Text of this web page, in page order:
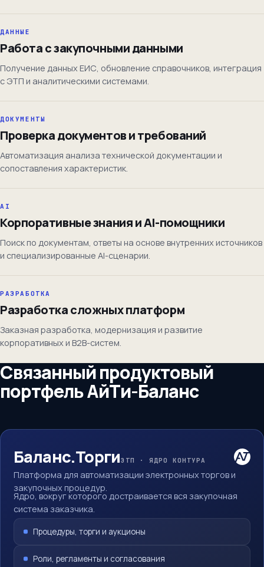
ДАННЫЕ
Работа с закупочными данными
Получение данных ЕИС, обновление справочников, интеграция
с ЭТП и аналитическими системами.
ДОКУМЕНТЫ
Проверка документов и требований
Автоматизация анализа технической документации и
сопоставления характеристик.
AI
Корпоративные знания и AI-помощники
Поиск по документам, ответы на основе внутренних источников
и специализированные AI-сценарии.
РАЗРАБОТКА
Разработка сложных платформ
Заказная разработка, модернизация и развитие
корпоративных и B2B-систем.
Связанный продуктовый
портфель АйТи-Баланс
Баланс.ТоргиЭТП · ЯДРО КОНТУРА
Платформа для автоматизации электронных торгов и
закупочных процедур.
Ядро, вокруг которого достраивается вся закупочная
система заказчика.
Процедуры, торги и аукционы
Роли, регламенты и согласования